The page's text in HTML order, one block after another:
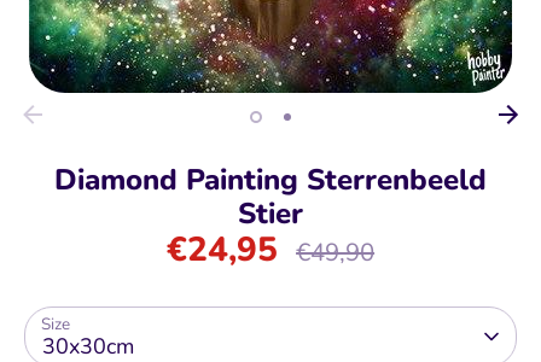
Diamond Painting Sterrenbeeld
Stier
€24,95
Normale
€49,90
Size
30x30cm